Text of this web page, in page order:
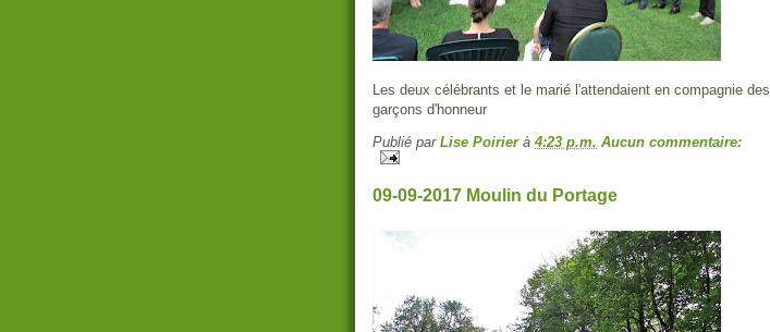
Les deux célébrants et le marié l'attendaient en compagnie des
garçons d'honneur
Publié par Lise Poirier à 4:23 p.m. Aucun commentaire:
09-09-2017 Moulin du Portage